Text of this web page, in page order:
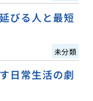
びる人と最短
未分類
日常生活の劇